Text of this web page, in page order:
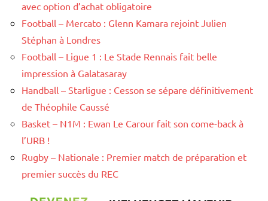
avec option d’achat obligatoire
Football – Mercato : Glenn Kamara rejoint Julien
Stéphan à Londres
Football – Ligue 1 : Le Stade Rennais fait belle
impression à Galatasaray
Handball – Starligue : Cesson se sépare définitivement
de Théophile Caussé
Basket – N1M : Ewan Le Carour fait son come-back à
l’URB !
Rugby – Nationale : Premier match de préparation et
premier succès du REC